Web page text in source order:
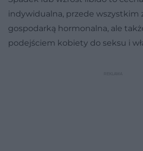
indywidualna, przede wszystkim
gospodarką hormonalna, ale
podejściem kobiety do seksu i